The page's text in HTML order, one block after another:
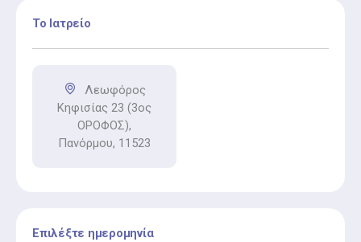
Το Ιατρείο
Λεωφόρος
Κηφισίας 23 (3ος
ΟΡΟΦΟΣ),
Πανόρμου, 11523
Επιλέξτε ημερομηνία